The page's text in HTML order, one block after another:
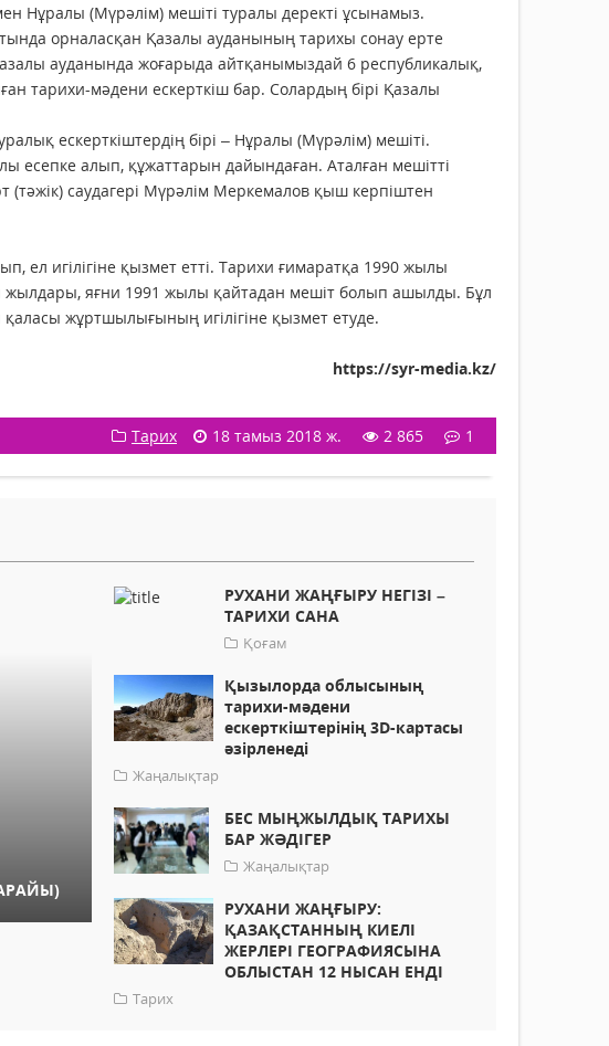
Нұралы (Мүрәлім) мешіті туралы деректі ұсынамыз.
орналасқан Қазалы ауданының тарихы сонау ерте
ауданында жоғарыда айтқанымыздай 6 республикалық,
тарихи-мәдени ескерткіш бар. Солардың бірі Қазалы
ескерткіштердің бірі – Нұралы (Мүрәлім) мешіті.
есепке алып, құжаттарын дайындаған. Аталған мешітті
саудагері Мүрәлім Меркемалов қыш керпіштен
ел игілігіне қызмет етті. Тарихи ғимаратқа 1990 жылы
жылдары, яғни 1991 жылы қайтадан мешіт болып ашылды. Бұл
жұртшылығының игілігіне қызмет етуде.
https://syr-media.kz/
Тарих 18 тамыз 2018 ж. 2 865 1
РУХАНИ ЖАҢҒЫРУ НЕГІЗІ –
ТАРИХИ САНА
Қоғам
Қызылорда облысының
тарихи-мәдени
ескерткіштерінің 3D-картасы
әзірленеді
Жаңалықтар
БЕС МЫҢЖЫЛДЫҚ ТАРИХЫ
БАР ЖӘДІГЕР
Жаңалықтар
РУХАНИ ЖАҢҒЫРУ:
ҚАЗАҚСТАННЫҢ КИЕЛІ
ЖЕРЛЕРІ ГЕОГРАФИЯСЫНА
ОБЛЫСТАН 12 НЫСАН ЕНДІ
Тарих